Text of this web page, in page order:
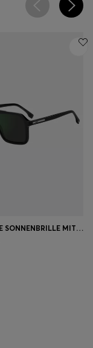
SCHWARZE SONNENBRILLE MIT LOGO-DETAILS